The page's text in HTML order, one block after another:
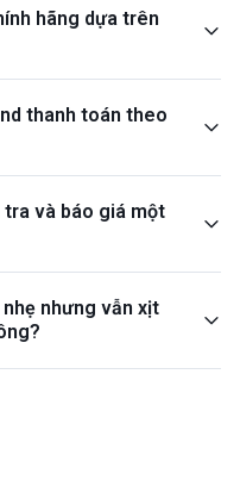
hãng dựa trên
thanh toán theo
tra và báo giá một
nhưng vẫn xịt